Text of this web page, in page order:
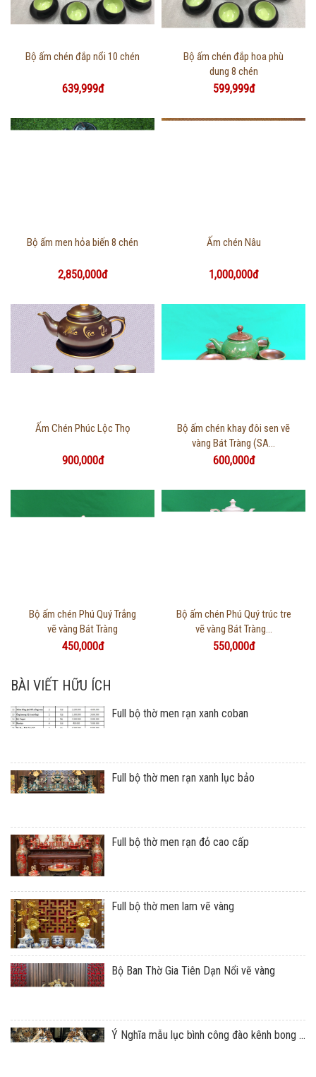
Thông tin chi tiết
Bộ ấm chén đắp nổi 10 chén
639,999đ
Thông tin chi tiết
Bộ ấm chén đắp hoa phù
dung 8 chén
599,999đ
Thông tin chi tiết
Bộ ấm men hỏa biến 8 chén
2,850,000đ
Thông tin chi tiết
Ấm chén Nâu
1,000,000đ
Thông tin chi tiết
Ấm Chén Phúc Lộc Thọ
900,000đ
Thông tin chi tiết
Bộ ấm chén khay đôi sen vẽ
vàng Bát Tràng (SA...
600,000đ
Thông tin chi tiết
Bộ ấm chén Phú Quý Trắng
vẽ vàng Bát Tràng
450,000đ
Thông tin chi tiết
Bộ ấm chén Phú Quý trúc tre
vẽ vàng Bát Tràng...
550,000đ
BÀI VIẾT HỮU ÍCH
Full bộ thờ men rạn xanh coban
Full bộ thờ men rạn xanh lục bảo
Full bộ thờ men rạn đỏ cao cấp
Full bộ thờ men lam vẽ vàng
Bộ Ban Thờ Gia Tiên Dạn Nổi vẽ vàng
Ý Nghĩa mẫu lục bình công đào kênh bong ...